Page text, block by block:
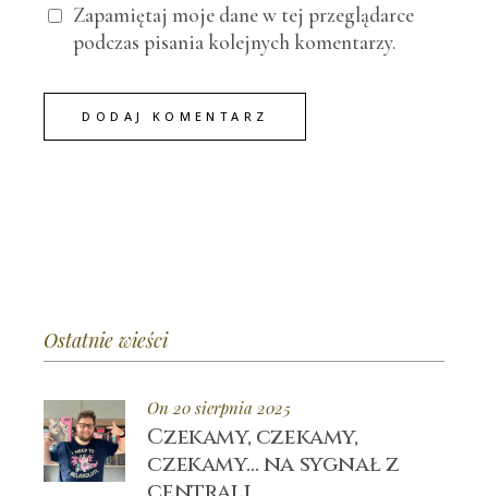
Zapamiętaj moje dane w tej przeglądarce
podczas pisania kolejnych komentarzy.
DODAJ KOMENTARZ
Ostatnie wieści
On 20 sierpnia 2025
Czekamy, czekamy,
czekamy… na sygnał z